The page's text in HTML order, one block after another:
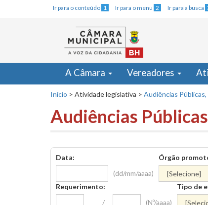
Ir para o conteúdo 1 Ir para o menu 2 Ir para a busca
A Câmara Vereadores
Início > Atividade legislativa > Audiências
Audiências
Data:
(dd/mm/aaaa)
Órgão
Requerimento:
/
(Nº/aaaa)
Tipo de